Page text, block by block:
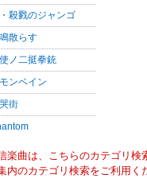
殺戮のジャンゴ
散らす
ノ二挺拳銃
ンベイン
街
楽曲は、こちらのカテゴリ検
内のカテゴリ検索をご利用く